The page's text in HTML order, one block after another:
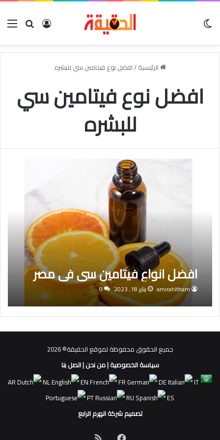
بحث عنتسجيل
الرئيسية/افضل نوع فيتامين سي للبشره
افضل نوع فيتامين سي
للبشره
افضل انواع فيتامين سي في مصر
amirahitham يناير 18, 2023 0
جميع الحقوق محفوظة لموقع الحقيقة© 2026
سياسة الخصوصية|من نحن|اتصل بنا
AR
NL EN FR DE
IT
PT
RU
ES
تصميم شركة الهرم الرابع